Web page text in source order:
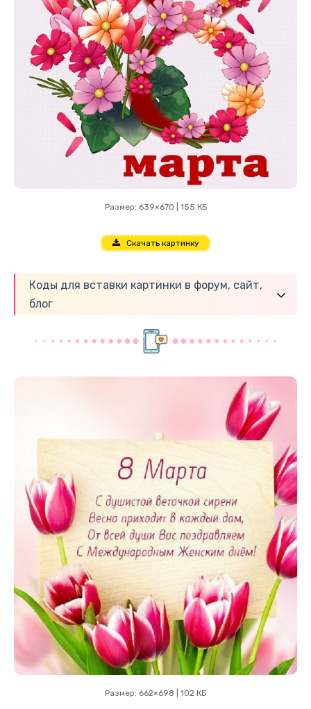
Размер: 639×670 | 155 КБ
Скачать картинку
Коды для вставки картинки в форум, сайт,
блог
Размер: 662×698 | 102 КБ